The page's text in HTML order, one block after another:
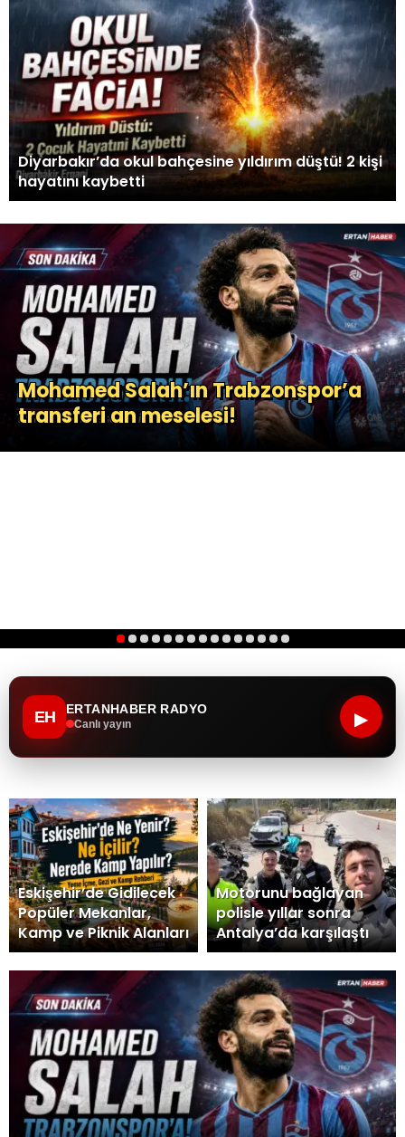
Diyarbakır’da okul bahçesine yıldırım düştü! 2 kişi
hayatını kaybetti
Mohamed Salah’ın Trabzonspor’a
transferi an meselesi!
1 2 3 4 5 6 7 8 9 10 11 12 13 14 15
EH ERTANHABER RADYO
Canlı yayın ▶
Eskişehir’de Gidilecek
Popüler Mekanlar,
Kamp ve Piknik Alanları
Motorunu bağlayan
polisle yıllar sonra
Antalya’da karşılaştı